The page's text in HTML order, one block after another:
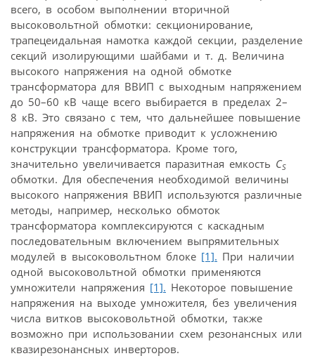
всего, в особом выполнении вторичной
высоковольтной обмотки: секционирование,
трапецеидальная намотка каждой секции, разделение
секций изолирующими шайбами и т. д. Величина
высокого напряжения на одной обмотке
трансформатора для ВВИП с выходным напряжением
до 50–60 кВ чаще всего выбирается в пределах 2–
8 кВ. Это связано с тем, что дальнейшее повышение
напряжения на обмотке приводит к усложнению
конструкции трансформатора. Кроме того,
значительно увеличивается паразитная емкость CS
обмотки. Для обеспечения необходимой величины
высокого напряжения ВВИП используются различные
методы, например, несколько обмоток
трансформатора комплексируются с каскадным
последовательным включением выпрямительных
модулей в высоковольтном блоке [1]. При наличии
одной высоковольтной обмотки применяются
умножители напряжения [1]. Некоторое повышение
напряжения на выходе умножителя, без увеличения
числа витков высоковольтной обмотки, также
возможно при использовании схем резонансных или
квазирезонансных инверторов.